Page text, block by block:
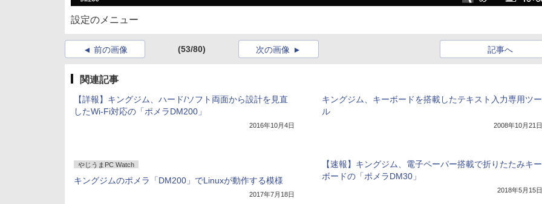
設定のメニュー
前の画像 (53/80) 記事へ
次の画像
関連記事
【詳報】キングジム、ハード/ソフト両面から設計を見直
したWi-Fi対応の「ポメラDM200」
2016年10月4日
キングジム、キーボードを搭載したテキスト入力専用ツー
ル
2008年10月21日
やじうまPC Watch
キングジムのポメラ「DM200」でLinuxが動作する模様
2017年7月18日
【速報】キングジム、電子ペーパー搭載で折りたたみキー
ボードの「ポメラDM30」
2018年5月15日